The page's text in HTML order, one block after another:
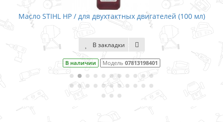
двигателей (100 мл) Масло STIHL HP / для
В наличии